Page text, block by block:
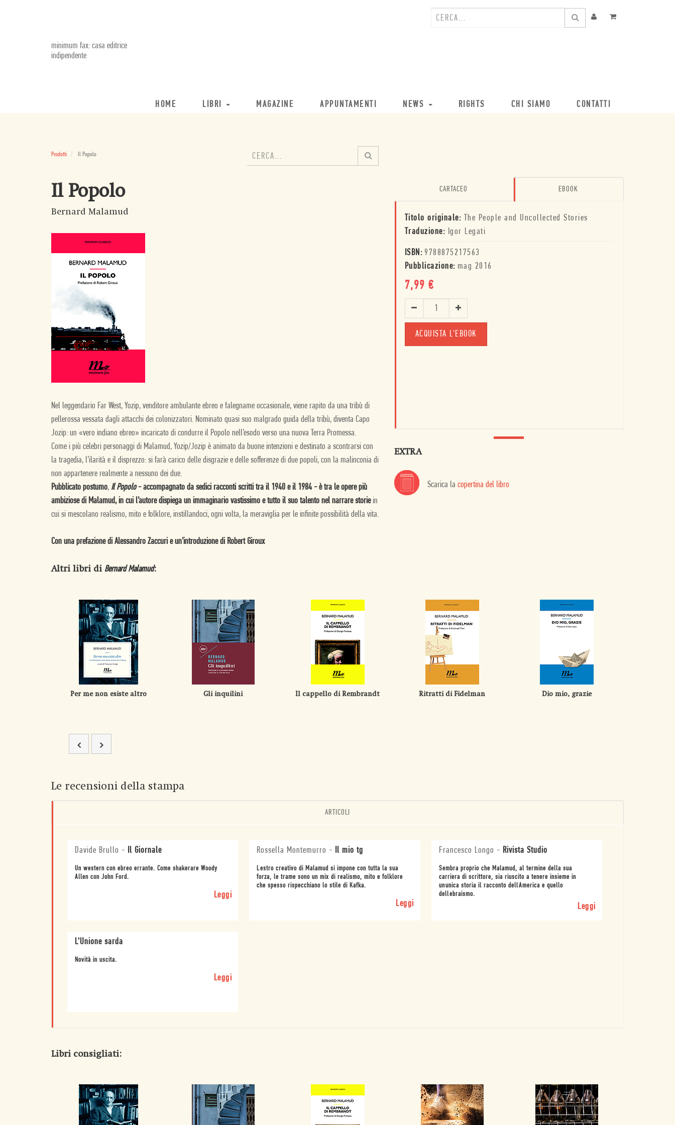
minimum fax: casa editrice
indipendente
HOME LIBRI MAGAZINE APPUNTAMENTI NEWS RIGHTS CHI SIAMO CONTATTI
Prodotti Il Popolo
Il Popolo
Bernard Malamud
Nel leggendario Far West, Yozip, venditore ambulante ebreo e falegname occasionale, viene rapito da una tribù di
pellerossa vessata dagli attacchi dei colonizzatori. Nominato quasi suo malgrado guida della tribù, diventa Capo
Jozip: un «vero indiano ebreo» incaricato di condurre il Popolo nell’esodo verso una nuova Terra Promessa.
Come i più celebri personaggi di Malamud, Yozip/Jozip è animato da buone intenzioni e destinato a scontrarsi con
la tragedia, l’ilarità e il disprezzo: si farà carico delle disgrazie e delle sofferenze di due popoli, con la malinconia di
non appartenere realmente a nessuno dei due.
Pubblicato postumo, Il Popolo- accompagnato da sedici racconti scritti tra il 1940 e il 1984 - è tra le opere più
ambiziose di Malamud, in cui l’autore dispiega un immaginario vastissimo e tutto il suo talento nel narrare storiein
cui si mescolano realismo, mito e folklore, instillandoci, ogni volta, la meraviglia per le infinite possibilità della vita.
Con una prefazione di Alessandro Zaccuri e un’introduzione di Robert Giroux
CARTACEO EBOOK
Titolo originale: The People and Uncollected Stories
Traduzione: Igor Legati
ISBN: 9788875217563
Pubblicazione: mag 2016
7,99 €
ACQUISTA L'EBOOK
EXTRA
Scarica la copertina del libro
Altri libri di Bernard Malamud:
Per me non esiste altro Gli inquilini Il cappello di Rembrandt Ritratti di Fidelman Dio mio, grazie
Le recensioni della stampa
ARTICOLI
Davide Brullo - Il Giornale
Un western con ebreo errante. Come shakerare Woody
Allen con John Ford.
Leggi
Rossella Montemurro - Il mio tg
Lestro creativo di Malamud si impone con tutta la sua
forza, le trame sono un mix di realismo, mito e folklore
che spesso rispecchiano lo stile di Kafka.
Leggi
Francesco Longo - Rivista Studio
Sembra proprio che Malamud, al termine della sua
carriera di scrittore, sia riuscito a tenere insieme in
ununica storia il racconto dellAmerica e quello
dellebraismo.
Leggi
L'Unione sarda
Novità in uscita.
Leggi
Libri consigliati: